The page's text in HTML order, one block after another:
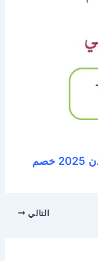
جيني الاردن مع كود خصم جيني الاردن 2025 خصم
التالي